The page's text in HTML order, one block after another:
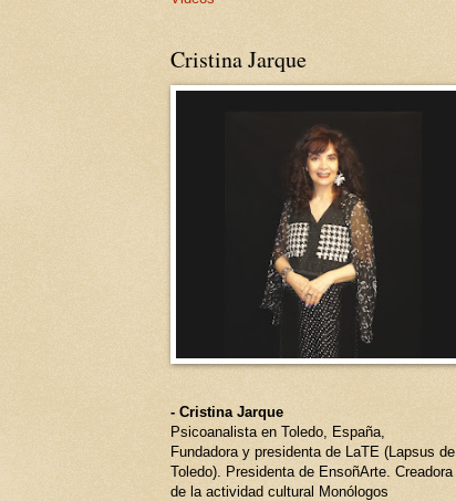
Cristina Jarque
- Cristina Jarque
Psicoanalista en Toledo, España,
Fundadora y presidenta de LaTE (Lapsus de
Toledo). Presidenta de EnsoñArte. Creadora
de la actividad cultural Monólogos